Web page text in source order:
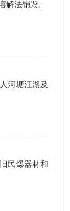
解法销毁。
河塘江湖及
民爆器材和